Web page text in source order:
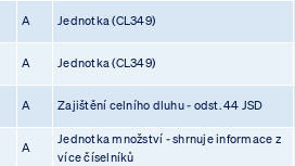
A Jednotka (CL349)
A Jednotka (CL349)
A Zajištění celního dluhu - odst. 44 JSD
A
Jednotka množství - shrnuje informace z
více číselníků